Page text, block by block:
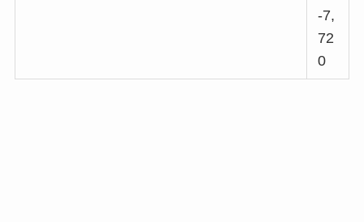
-7,
72
0